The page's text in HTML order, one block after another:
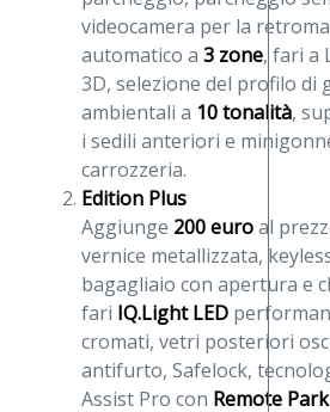
videocamera per la
automatico a 3 zone, fari a
3D, selezione del profilo di
ambientali a 10 tonalità,
i sedili anteriori e
carrozzeria.
Edition Plus
Aggiunge 200 euroal
vernice metallizzata,
bagagliaio con apertura e
fari IQ.Light LED
cromati, vetri posteriori
antifurto, Safelock,
Assist Pro con Remote